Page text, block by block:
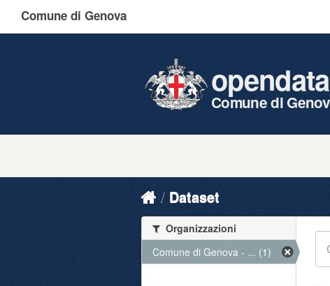
Comune di Genova
opendata
Comune di
Dataset
Organizzazioni
Comune di Genova - ... (1)